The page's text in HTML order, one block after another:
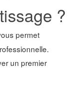
?
permet
un premier